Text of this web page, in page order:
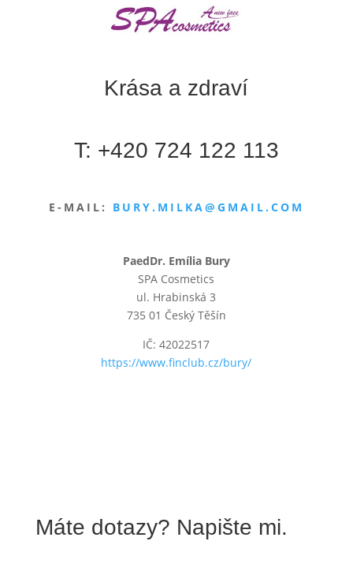
Krása a zdraví
T: +420 724 122 113
E-MAIL: BURY.MILKA@GMAIL.COM
PaedDr. Emília Bury
SPA Cosmetics
ul. Hrabinská 3
735 01 Český Těšín
IČ:42022517
https://www.finclub.cz/bury/
Máte dotazy? Napište mi.